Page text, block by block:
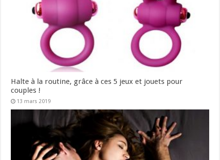
Halte à la routine, grâce à ces 5 jeux et jouets pour
couples !
13 mars 2019